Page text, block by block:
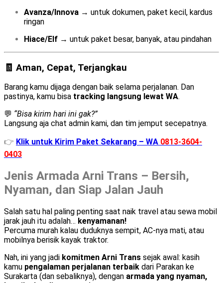
Avanza/Innova → untuk dokumen, paket kecil, kardus
ringan
Hiace/Elf → untuk paket besar, banyak, atau pindahan
🧾 Aman, Cepat, Terjangkau
Barang kamu dijaga dengan baik selama perjalanan. Dan
pastinya, kamu bisa tracking langsung lewat WA.
💬 “Bisa kirim hari ini gak?”
Langsung aja chat admin kami, dan tim jemput secepatnya.
👉 Klik untuk Kirim Paket Sekarang – WA 0813-3604-
0403
Jenis Armada Arni Trans – Bersih,
Nyaman, dan Siap Jalan Jauh
Salah satu hal paling penting saat naik travel atau sewa mobil
jarak jauh itu adalah… kenyamanan!
Percuma murah kalau duduknya sempit, AC-nya mati, atau
mobilnya berisik kayak traktor.
Nah, ini yang jadi komitmen Arni Trans sejak awal: kasih
kamu pengalaman perjalanan terbaik dari Parakan ke
Surakarta (dan sebaliknya), dengan armada yang nyaman,